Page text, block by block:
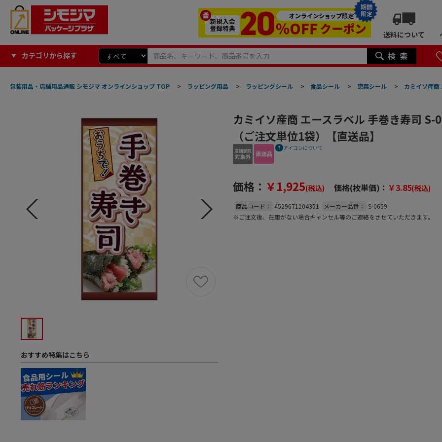
期間
限定
送料について
カテゴリから探す
包装用品・店舗用品通販 シモジマ オンラインショップ TOP > ラッピング用品 > ラッピングシール > 食品シール > 惣菜シール > カミイソ産
おすすめ特集はこちら
カミイソ産商 エースラベル 手巻き寿司
（ご注文単位1袋）【直送品】
アイコンについて
価格： ￥1,925(税込) 価格(枚単価)： ￥3.85(税込)
商品コード： 4529671104351 メーカー品番：
S-0659
※ご注文後、在庫がない場合キャンセル等のご連絡をさせていただきます。